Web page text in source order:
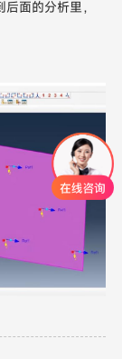
面的分析里，